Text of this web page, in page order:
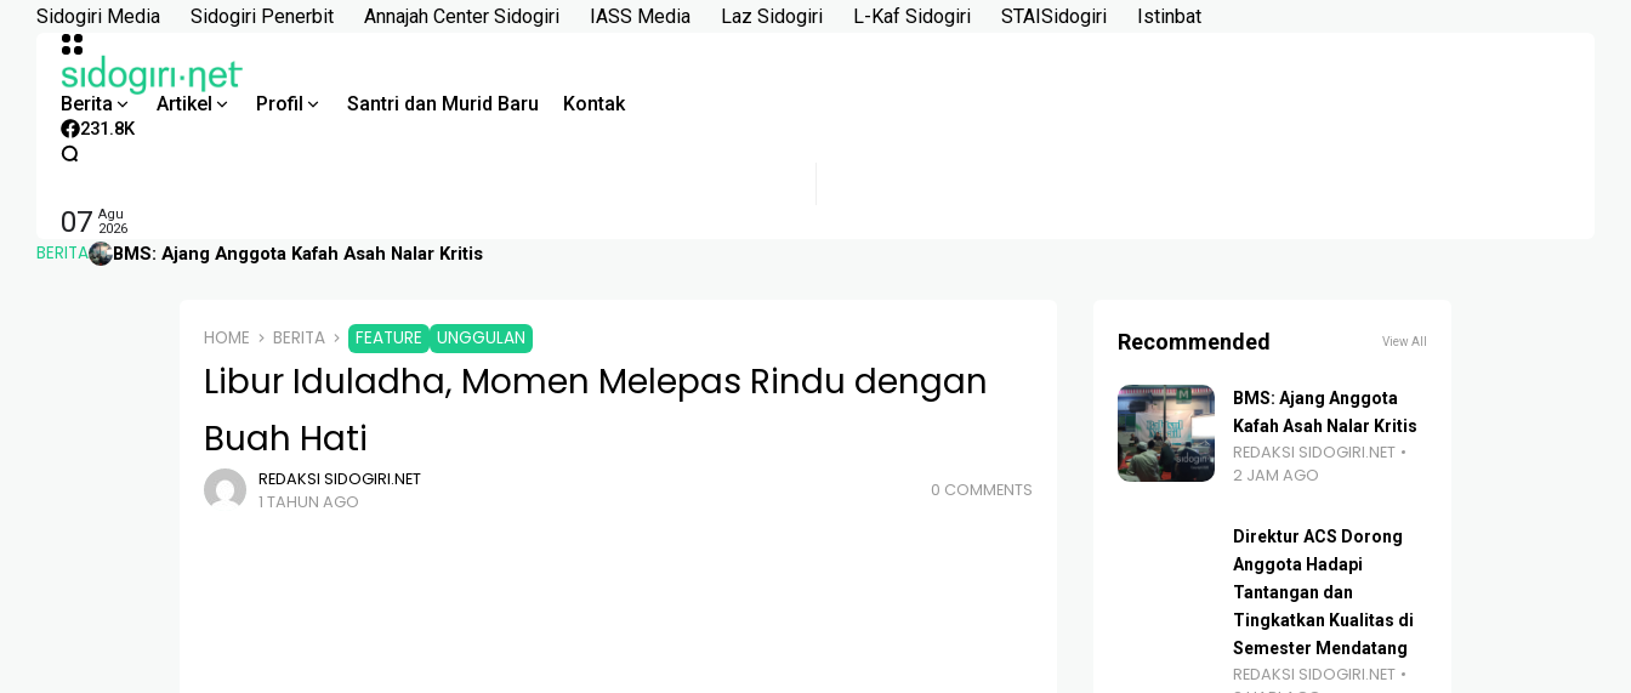
Sidogiri Media Sidogiri Penerbit Annajah Center Sidogiri IASS Media Laz Sidogiri L-Kaf Sidogiri STAISidogiri Istinbat
Berita Artikel Profil Santri dan Murid Baru Kontak
231.8K
07 Agu
2026
BERITA BMS: Ajang Anggota Kafah Asah Nalar Kritis
HOME BERITA FEATURE UNGGULAN
Libur Iduladha, Momen Melepas Rindu dengan
Buah Hati
REDAKSI SIDOGIRI.NET
1 TAHUN AGO
0 COMMENTS
Recommended View All
BMS: Ajang Anggota
Kafah Asah Nalar Kritis
REDAKSI SIDOGIRI.NET
2 JAM AGO
Direktur ACS Dorong
Anggota Hadapi
Tantangan dan
Tingkatkan Kualitas di
Semester Mendatang
REDAKSI SIDOGIRI.NET